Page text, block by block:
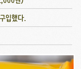
입했다.